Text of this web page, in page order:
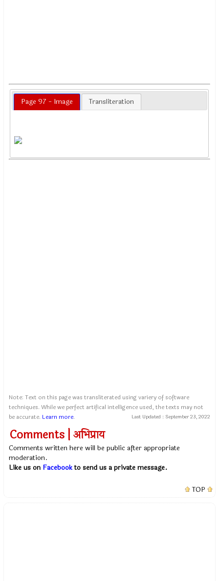
Page 97 - Image Transliteration
Note: Text on this page was transliterated using variery of software
techniques. While we perfect artifical intelligence used, the texts may not
be accurate. Learn more. Last Updated : September 23, 2022
Comments | अभिप्राय
Comments written here will be public after appropriate
moderation.
Like us on Facebookto send us a private message.
TOP